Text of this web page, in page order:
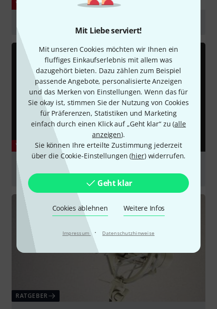
Mit Liebe serviert!
Mit unseren Cookies möchten wir Ihnen ein
fluffiges Einkaufserlebnis mit allem was
dazugehört bieten. Dazu zählen zum Beispiel
passende Angebote, personalisierte Anzeigen
und das Merken von Einstellungen. Wenn das für
Sie okay ist, stimmen Sie der Nutzung von Cookies
für Präferenzen, Statistiken und Marketing
einfach durch einen Klick auf „Geht klar“ zu (alle
anzeigen).
Sie können Ihre erteilte Zustimmung jederzeit
über die Cookie-Einstellungen (hier) widerrufen.
Geht klar
Cookies ablehnen Weitere Infos
Impressum · Datenschutzhinweise
YOUTUBE
abspielen
YOUTUBE
Review: Se Electronics Vr1 Voodoo Ribbon Studio
Microphone
abspielen
RATGEBER